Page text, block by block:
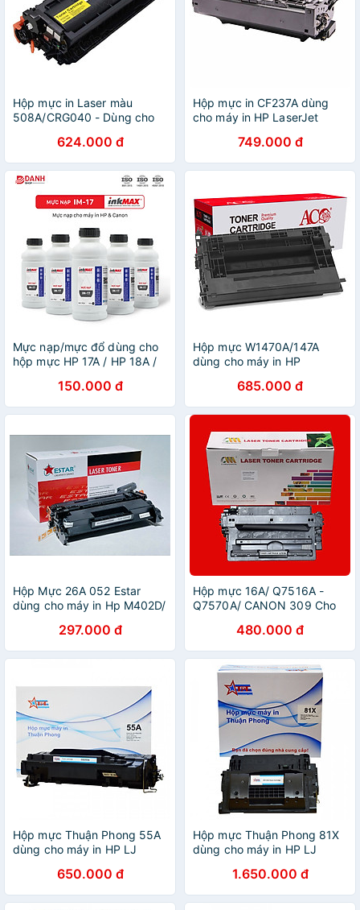
Hộp mực in Laser màu
508A/CRG040 - Dùng cho
553DN/ HP552dn/HP
577/Canon LBP 710/Canon
LBP 712 - Hàng nhập khẩu
624.000 đ
Hộp mực in CF237A dùng
cho máy in HP LaserJet
M608dn, M608x, M609dn,
M631 - Hàng nhập khẩu
749.000 đ
Mực nạp/mực đổ dùng cho
hộp mực HP 17A / HP 18A /
hp M102a, M104a,
M130a....HÀNG CHÍNH
HÃNG
150.000 đ
Hộp mực W1470A/147A
dùng cho máy in HP
printer series - KHÔNG CHÍP
NHẬN MỰC - Hàng nhập
khẩu
685.000 đ
Hộp Mực 26A 052 Estar
dùng cho máy in Hp M402D/
212DW - hàng chính hãng
297.000 đ
Hộp mực 16A/ Q7516A -
Q7570A/ CANON 309 Cho
3500 ( Chinamate ) Hàng
Nhập khẩu
480.000 đ
Hộp mực Thuận Phong 55A
dùng cho máy in HP LJ
Hàng Chính Hãng
650.000 đ
Hộp mực Thuận Phong 81X
dùng cho máy in HP LJ
Hàng Chính Hãng
1.650.000 đ